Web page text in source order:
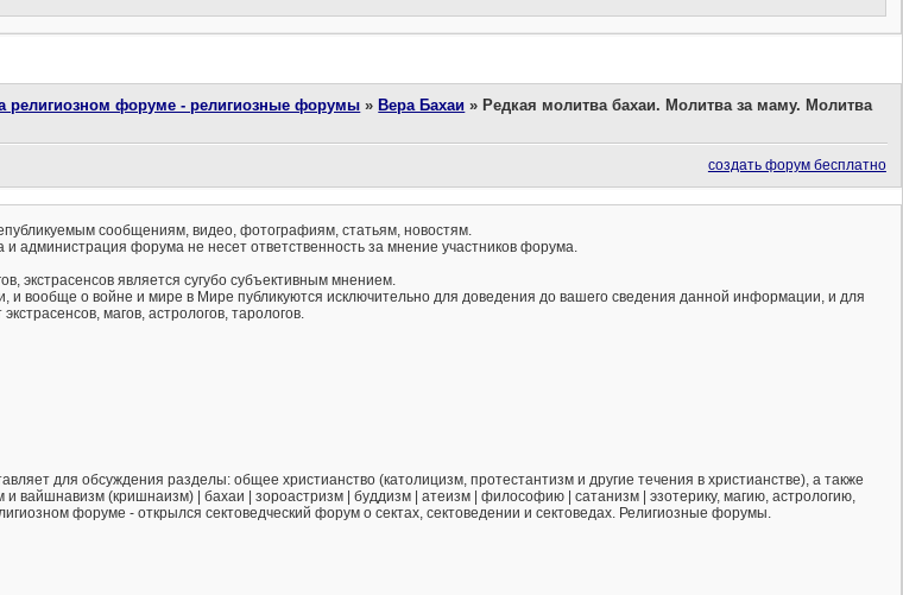
религиозном форуме - религиозные форумы » Вера Бахаи » Редкая молитва бахаи. Молитва за маму. Молитва
создать форум бесплатно
сообщениям, видео, фотографиям, статьям, новостям.
администрация форума не несет ответственность за мнение участников форума.
экстрасенсов является сугубо субъективным мнением.
и вообще о войне и мире в Мире публикуются исключительно для доведения до вашего сведения данной информации, и для
магов, астрологов, тарологов.
для обсуждения разделы: общее христианство (католицизм, протестантизм и другие течения в христианстве), а также
вайшнавизм (кришнаизм) | бахаи | зороастризм | буддизм | атеизм | философию | сатанизм | эзотерику, магию, астрологию,
форуме - открылся сектоведческий форум о сектах, сектоведении и сектоведах. Религиозные форумы.